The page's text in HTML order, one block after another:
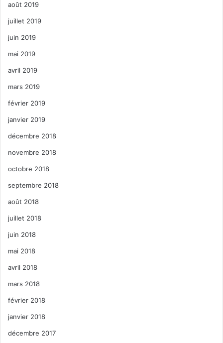
août 2019
juillet 2019
juin 2019
mai 2019
avril 2019
mars 2019
février 2019
janvier 2019
décembre 2018
novembre 2018
octobre 2018
septembre 2018
août 2018
juillet 2018
juin 2018
mai 2018
avril 2018
mars 2018
février 2018
janvier 2018
décembre 2017